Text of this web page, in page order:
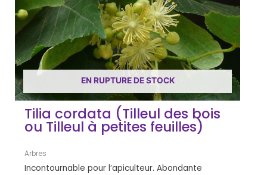
EN RUPTURE DE STOCK
Tilia cordata (Tilleul des bois
ou Tilleul à petites feuilles)
Arbres
Incontournable pour l’apiculteur. Abondante